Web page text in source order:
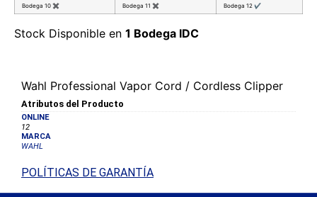
Bodega 10 ✖ Bodega 11 ✖ Bodega 12 ✔
Stock Disponible en 1 Bodega IDC
Wahl Professional Vapor Cord / Cordless Clipper
Atributos del Producto
ONLINE
12
MARCA
WAHL
POLÍTICAS DE GARANTÍA